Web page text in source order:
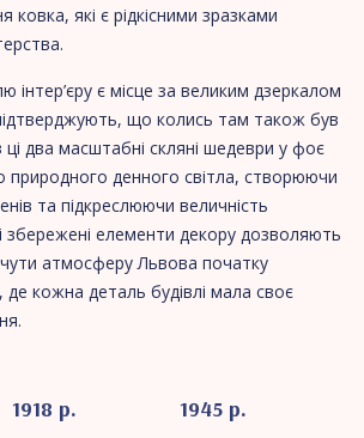
ковка, які є рідкісними зразками
є місце за великим дзеркалом
що колись там також був
два масштабні скляні шедеври у фоє
природного денного світла, створюючи
та підкреслюючи величність
збережені елементи декору дозволяють
атмосферу Львова початку
де кожна деталь будівлі мала своє
1918 р. 1945 р.